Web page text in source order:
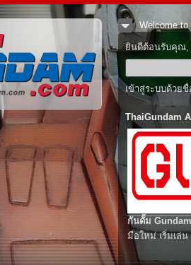
Welcome to
ยินดีต้อนรับคุณ,
เข้าสู่ระบบด้วย
ThaiGundam
กันดั้ม
มือใหม่ เริ่มเล่น